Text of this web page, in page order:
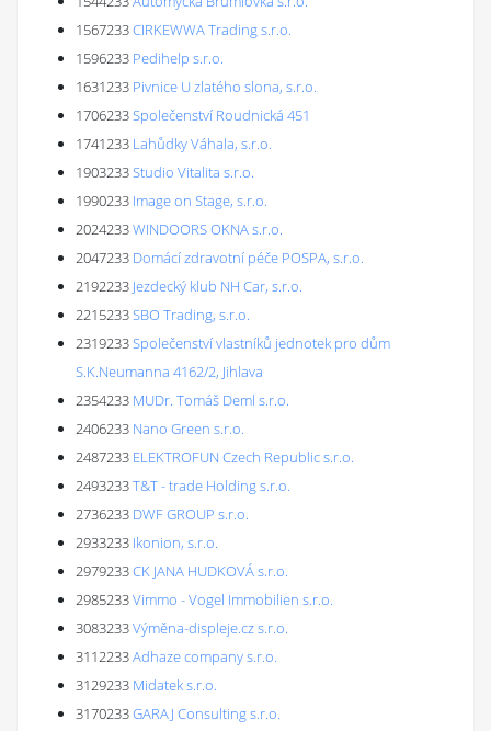
1567233CIRKEWWA Trading s.r.o.
1596233 Pedihelp s.r.o.
1631233 Pivnice U zlatého slona, s.r.o.
1706233Společenství Roudnická 451
1741233 Lahůdky Váhala, s.r.o.
1903233Studio Vitalita s.r.o.
1990233 Image on Stage, s.r.o.
2024233WINDOORS OKNA s.r.o.
2047233 Domácí zdravotní péče POSPA, s.r.o.
2192233 Jezdecký klub NH Car, s.r.o.
2215233SBO Trading, s.r.o.
2319233Společenství vlastníků jednotek pro dům
S.K.Neumanna 4162/2, Jihlava
2354233 MUDr. Tomáš Deml s.r.o.
2406233 Nano Green s.r.o.
2487233 ELEKTROFUN Czech Republic s.r.o.
2493233T&T - trade Holding s.r.o.
2736233 DWF GROUP s.r.o.
2933233 Ikonion, s.r.o.
2979233CK JANA HUDKOVÁ s.r.o.
2985233Vimmo - Vogel Immobilien s.r.o.
3083233Výměna-displeje.cz s.r.o.
3112233Adhaze company s.r.o.
3129233 Midatek s.r.o.
3170233GARAJ Consulting s.r.o.